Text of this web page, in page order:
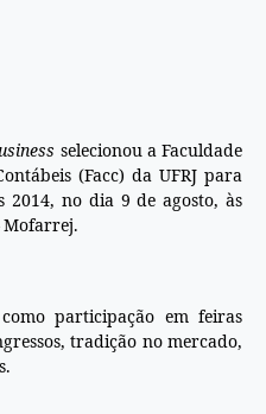
selecionou a Faculdade
(Facc) da UFRJ para
2014, no dia 9 de agosto, às
Mofarrej.
participação em feiras
tradição no mercado,